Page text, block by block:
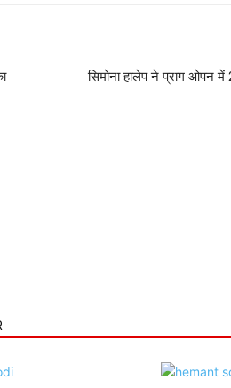
सिमोना हालेप ने प्राग ओपन में